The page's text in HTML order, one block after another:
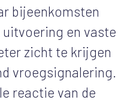
bijeenkomsten
en vaste
zicht te krijgen
vroegsignalering.
reactie van de